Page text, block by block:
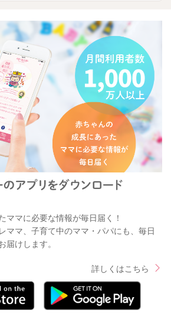
ママに必要な情報が毎日届く！
ママ、子育て中のママ・パパにも、毎日
届けします。
詳しくはこちら